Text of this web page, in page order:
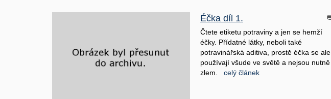
Éčka díl 1.
Čtete etiketu potraviny a jen se hemží
éčky. Přídatné látky, neboli také
potravinářská aditiva, prostě éčka se ale
používají všude ve světě a nejsou nutně
zlem. celý článek